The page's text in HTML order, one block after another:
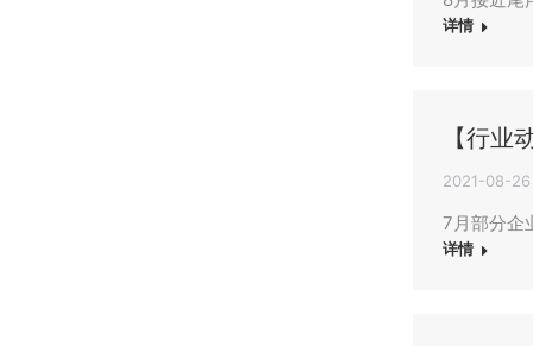
详情
【行
2021-08-26
7月部分企
详情